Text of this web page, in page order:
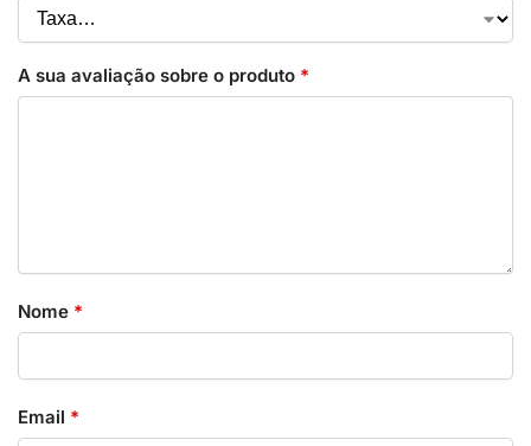
A sua avaliação sobre o produto *
Nome *
Email *